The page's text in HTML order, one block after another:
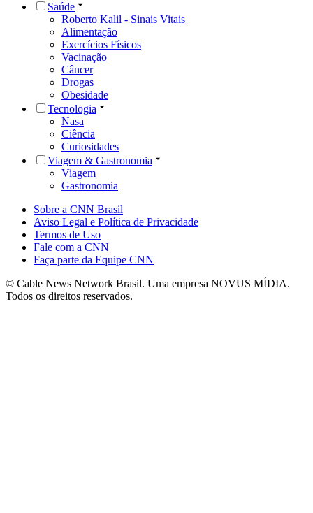
Saúde
Roberto Kalil - Sinais Vitais
Alimentação
Exercícios Físicos
Vacinação
Câncer
Drogas
Obesidade
Tecnologia
Nasa
Ciência
Curiosidades
Viagem & Gastronomia
Viagem
Gastronomia
Sobre a CNN Brasil
Aviso Legal e Política de Privacidade
Termos de Uso
Fale com a CNN
Faça parte da Equipe CNN
© Cable News Network Brasil. Uma empresa NOVUS MÍDIA.
Todos os direitos reservados.